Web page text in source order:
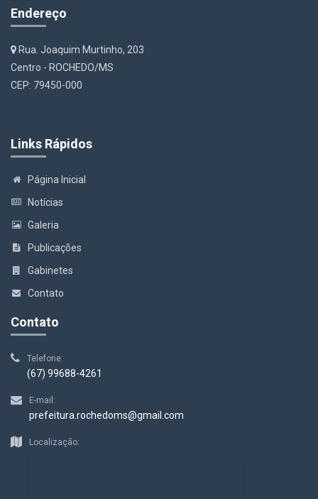
Endereço
Rua. Joaquim Murtinho, 203
Centro - ROCHEDO/MS
CEP: 79450-000
Links Rápidos
Página Inicial
Notícias
Galeria
Publicações
Gabinetes
Contato
Contato
Telefone:
(67) 99688-4261
E-mail:
prefeitura.rochedoms@gmail.com
Localização: